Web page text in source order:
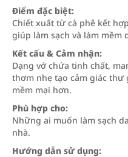
Điểm đặc biệt:
Chiết xuất từ cà phê kết
giúp làm sạch và làm mềm
Kết cấu & Cảm nhận:
Dạng vớ chứa tinh chất,
thơm nhẹ tạo cảm giác thư
mềm mại hơn.
Phù hợp cho:
Những ai muốn làm sạch
nhà.
Hướng dẫn sử dụng: